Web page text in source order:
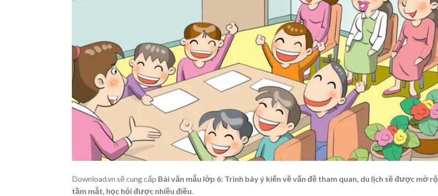
Download.vn sẽ cung cấp Bài văn mẫu lớp 6: Trình bày ý kiến về vấn đề tham quan, du lịch sẽ được mở
tầm mắt, học hỏi được nhiều điều